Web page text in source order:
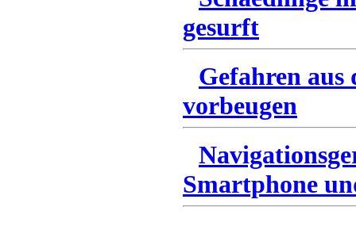
gesurft
Gefahren
vorbeugen
Smartphone